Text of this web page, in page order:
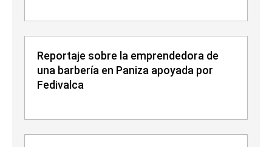
Reportaje sobre la emprendedora de
una barbería en Paniza apoyada por
Fedivalca